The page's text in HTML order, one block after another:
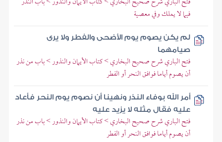
فيما لا يملك وفي معصية
لم يكن يصوم يوم الأضحى والفطر ولا يرى
صيامهما
فتح الباري شرح صحيح البخاري > كتاب الأيمان والنذور > باب من نذر
أن يصوم أياما فوافق النحر أو الفطر
أمر الله بوفاء النذر ونهينا أن نصوم يوم النحر فأعاد
عليه فقال مثله لا يزيد عليه
فتح الباري شرح صحيح البخاري > كتاب الأيمان والنذور > باب من نذر
أن يصوم أياما فوافق النحر أو الفطر